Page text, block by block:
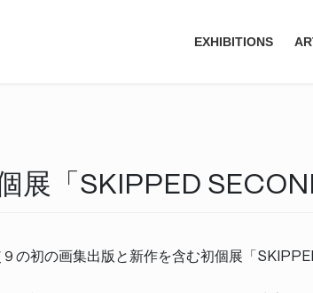
EXHIBITIONS
展「SKIPPED
９の初の画集出版と新作を含む初個展「